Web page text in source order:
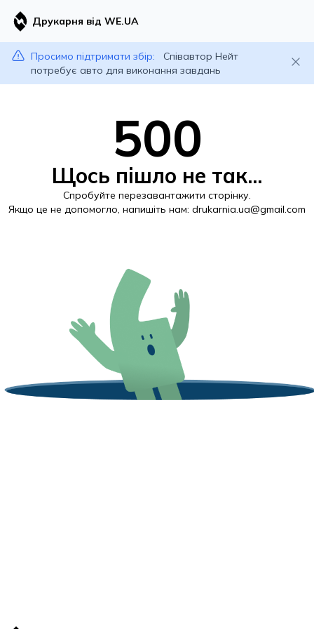
Друкарня від WE.UA
Просимо підтримати збір:
Співавтор Нейт
потребує авто для виконання завдань
500
Щось пішло не так...
Спробуйте перезавантажити сторінку.
Якщо це не допомогло, напишіть нам: drukarnia.ua@gmail.com